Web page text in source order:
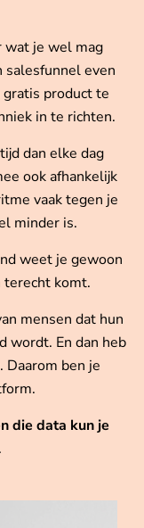
wat je wel mag
salesfunnel even
product te
in te richten.
dan elke dag
ook afhankelijk
vaak tegen je
minder is.
weet je gewoon
terecht komt.
mensen dat hun
wordt. En dan heb
Daarom ben je
die data kun je
.